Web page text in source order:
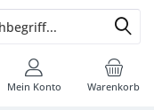
Warenkorb
Mein Konto